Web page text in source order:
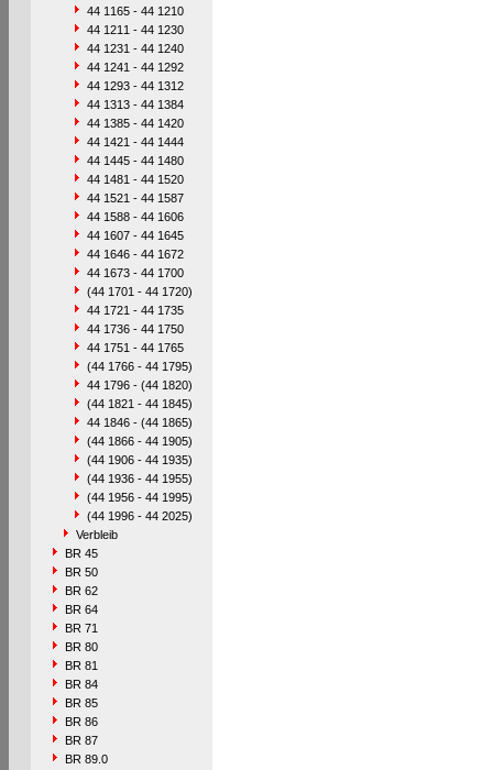
44 1165 - 44 1210
44 1211 - 44 1230
44 1231 - 44 1240
44 1241 - 44 1292
44 1293 - 44 1312
44 1313 - 44 1384
44 1385 - 44 1420
44 1421 - 44 1444
44 1445 - 44 1480
44 1481 - 44 1520
44 1521 - 44 1587
44 1588 - 44 1606
44 1607 - 44 1645
44 1646 - 44 1672
44 1673 - 44 1700
(44 1701 - 44 1720)
44 1721 - 44 1735
44 1736 - 44 1750
44 1751 - 44 1765
(44 1766 - 44 1795)
44 1796 - (44 1820)
(44 1821 - 44 1845)
44 1846 - (44 1865)
(44 1866 - 44 1905)
(44 1906 - 44 1935)
(44 1936 - 44 1955)
(44 1956 - 44 1995)
(44 1996 - 44 2025)
Verbleib
BR 45
BR 50
BR 62
BR 64
BR 71
BR 80
BR 81
BR 84
BR 85
BR 86
BR 87
BR 89.0